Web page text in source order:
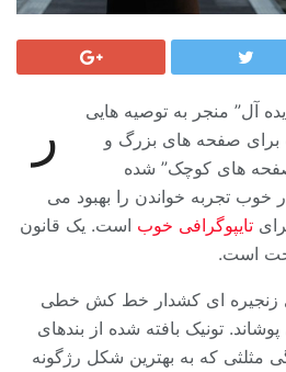
ر
آل” منجر به توصیه هایی
برای صفحه های بزرگ و
های کوچک” شده
تجربه خواندن را بهبود می
تایپوگرافی خوب است. یک قانون
است.
زنجیره ای کشدار خط کش خطی
تونیک بافته شده از بندهای
مثلثی که به بهترین شکل رژگونه